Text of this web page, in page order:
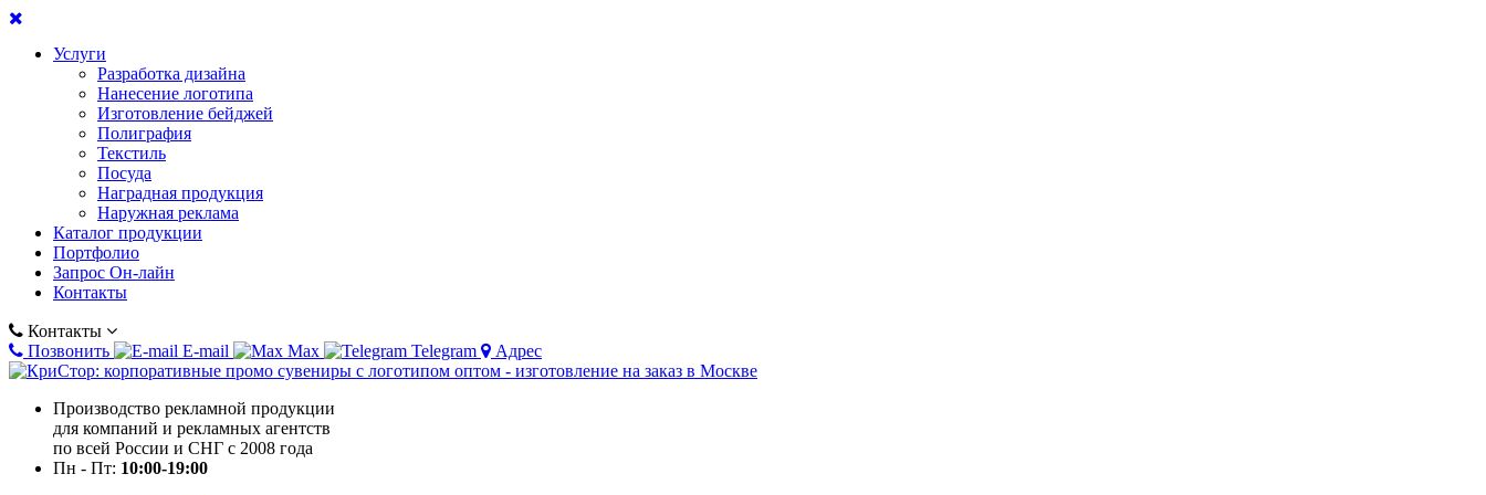
Услуги
Разработка дизайна
Нанесение логотипа
Изготовление бейджей
Полиграфия
Текстиль
Посуда
Наградная продукция
Наружная реклама
Каталог продукции
Портфолио
Запрос Он-лайн
Контакты
Контакты
Позвонить
E-mail Max Telegram Адрес
Производство рекламной продукции
для компаний и рекламных агентств
по всей России и СНГ с 2008 года
Пн - Пт: 10:00-19:00